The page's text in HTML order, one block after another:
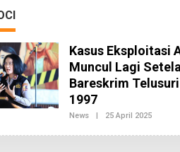
Kasus Eksploitasi
Muncul Lagi
Bareskrim
1997
News | 25 April 2025O
E